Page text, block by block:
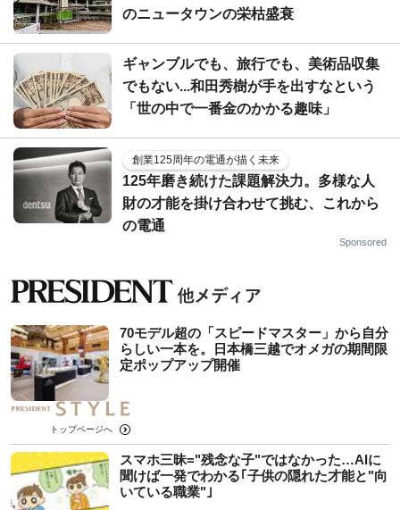
のニュータウンの栄枯盛衰
ギャンブルでも、旅行でも、美術品収集
でもない...和田秀樹が手を出すなという
「世の中で一番金のかかる趣味」
創業125周年の電通が描く未来
125年磨き続けた課題解決力。多様な人
財の才能を掛け合わせて挑む、これから
の電通
Sponsored
70モデル超の「スピードマスター」から自分
らしい一本を。日本橋三越でオメガの期間限
定ポップアップ開催
トップページへ
スマホ三昧="残念な子"ではなかった…AIに
聞けば一発でわかる｢子供の隠れた才能と"向
いている職業"｣